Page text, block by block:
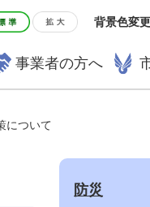
背景色変更
事業者の方へ
について
防災